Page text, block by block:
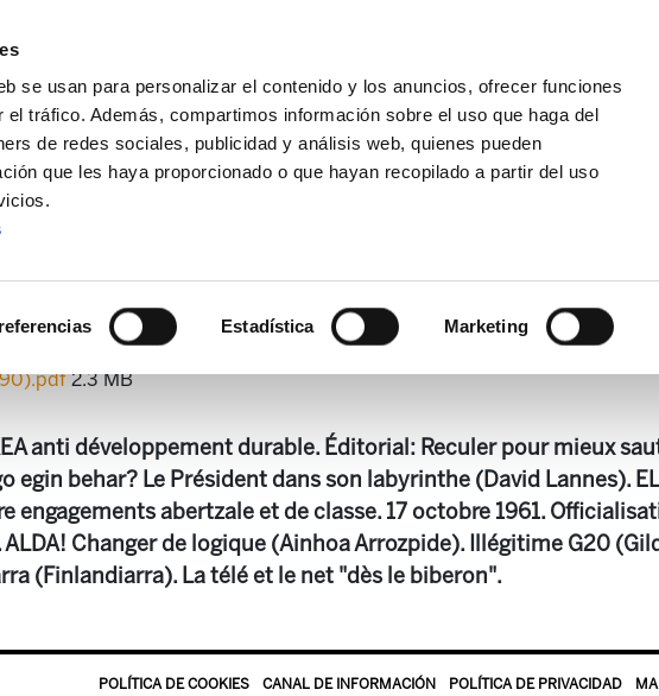
se usan para personalizar el contenido y los anuncios, ofrecer funciones
tráfico. Además, compartimos información sobre el uso que haga del
de redes sociales, publicidad y análisis web, quienes pueden
que les haya proporcionado o que hayan recopilado a partir del uso
Estadística Marketing
Alda!
2.3 MB
anti développement durable. Éditorial: Reculer pour mieux
egin behar? Le Président dans son labyrinthe (David Lannes).
engagements abertzale et de classe. 17 octobre 1961.
Changer de logique (Ainhoa Arrozpide). Illégitime G20
(Finlandiarra). La télé et le net "dès le biberon".
POLÍTICA DE COOKIES CANAL DE INFORMACIÓN POLÍTICA DE PRIVACIDAD